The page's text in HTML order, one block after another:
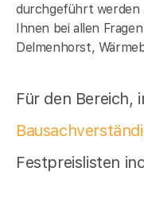
durchgeführt werden
Ihnen bei allen
Delmenhorst,
Für den Bereich,
Festpreislisten